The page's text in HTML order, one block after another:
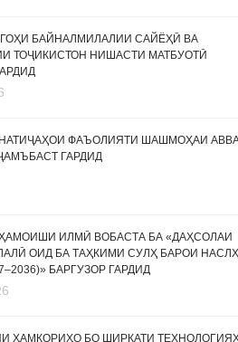
БАЙНАЛМИЛАЛИИ САЙЁҲӢ ВА
ТОҶИКИСТОН НИШАСТИ МАТБУОТӢ
ФАЪОЛИЯТИ ШАШМОҲАИ
ГАРДИД
ИЛМӢ ВОБАСТА БА «ДАҲСОЛАИ
ОИД БА ТАҲКИМИ СУЛҲ БАРОИ
БАРГУЗОР ГАРДИД
ҲАМКОРИҲО БО ШИРКАТИ